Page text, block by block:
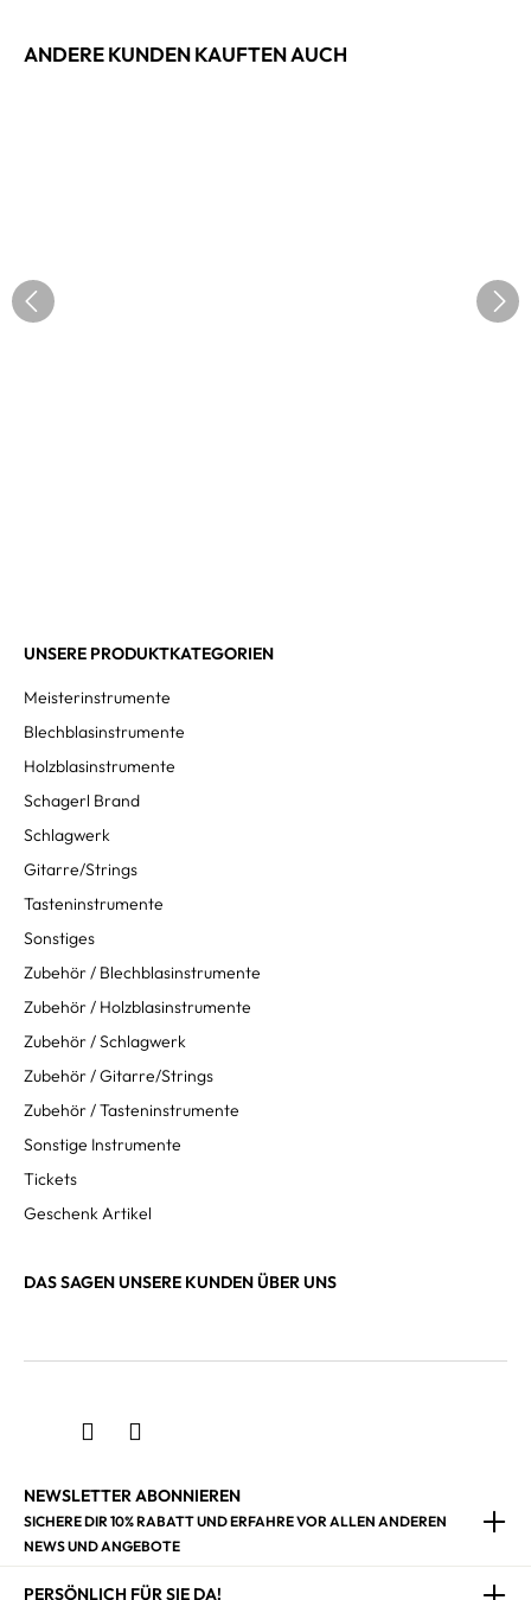
ANDERE KUNDEN KAUFTEN AUCH
UNSERE PRODUKTKATEGORIEN
Meisterinstrumente
Blechblasinstrumente
Holzblasinstrumente
Schagerl Brand
Schlagwerk
Gitarre/Strings
Tasteninstrumente
Sonstiges
Zubehör / Blechblasinstrumente
Zubehör / Holzblasinstrumente
Zubehör / Schlagwerk
Zubehör / Gitarre/Strings
Zubehör / Tasteninstrumente
Sonstige Instrumente
Tickets
Geschenk Artikel
DAS SAGEN UNSERE KUNDEN ÜBER UNS
NEWSLETTER ABONNIEREN
SICHERE DIR 10% RABATT UND ERFAHRE VOR ALLEN ANDEREN
NEWS UND ANGEBOTE
PERSÖNLICH FÜR SIE DA!